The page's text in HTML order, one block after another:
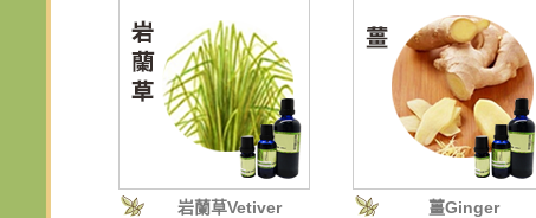
岩蘭草Vetiver 薑Ginger